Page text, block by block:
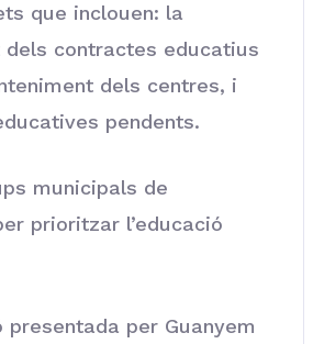
que inclouen: la
contractes educatius
dels centres, i
pendents.
municipals de
prioritzar l’educació
per Guanyem